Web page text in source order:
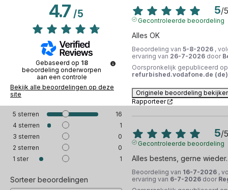
4.7/5
Gebaseerd op 18
beoordeling onderworpen
aan een controle
Bekijk alle beoordelingen op deze
site
5 sterren
16
4 sterren
1
3 sterren
0
2 sterren
0
1 ster 1
Sorteer beoordelingen
5/5
Gecontroleerde beoordeling
Alles OK
Beoordeling van 5-8-2026 ,
ervaring van 26-7-2026 door
Oorspronkelijk gepubliceerd op
refurbished.vodafone.de (de)
Originele beoordeling
Rapporteer
5/5
Gecontroleerde beoordeling
Alles bestens, gerne wieder.
Beoordeling van 16-7-2026 ,
ervaring van 6-7-2026 door